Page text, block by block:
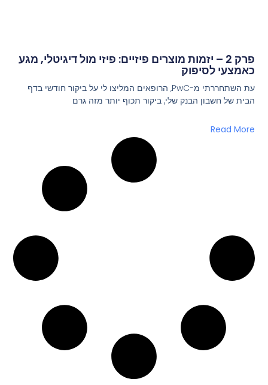
פרק 2 – יזמות מוצרים פיזיים: פיזי מול דיגיטלי, מגע
כאמצעי לסיפוק
עת השתחררתי מ-PwC, הרופאים המליצו לי על ביקור חודשי בדף
הבית של חשבון הבנק שלי, ביקור תכוף יותר מזה גרם
Read More